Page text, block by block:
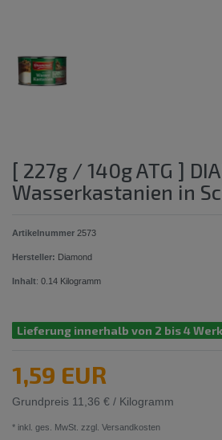
[ 227g / 140g ATG ]
Wasserkastanien in
Artikelnummer 2573
Hersteller: Diamond
Inhalt: 0.14 Kilogramm
Lieferung innerhalb von 2 bis 4
1,59 EUR
Grundpreis 11,36 € / Kilogramm
* inkl. ges. MwSt. zzgl. Versandkosten